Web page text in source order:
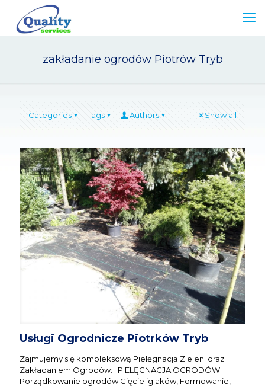
zakładanie ogrodów Piotrów Tryb
Categories Tags Authors Show all
Usługi Ogrodnicze Piotrków Tryb
Zajmujemy się kompleksową Pielęgnacją Zieleni oraz
Zakładaniem Ogrodów: PIELĘGNACJA OGRODÓW:
Porządkowanie ogrodów Cięcie iglaków, Formowanie,